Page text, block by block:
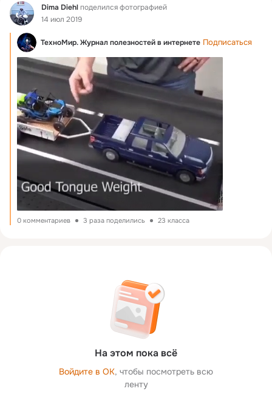
Фид Dima Diehlподелился фотографией
14 июл 2019
ТехноМир. Журнал полезностей в интернете Подписаться
0 комментариев 3 раза поделились 23 класса
На этом пока всё
Войдите в ОК, чтобы посмотреть всю
ленту